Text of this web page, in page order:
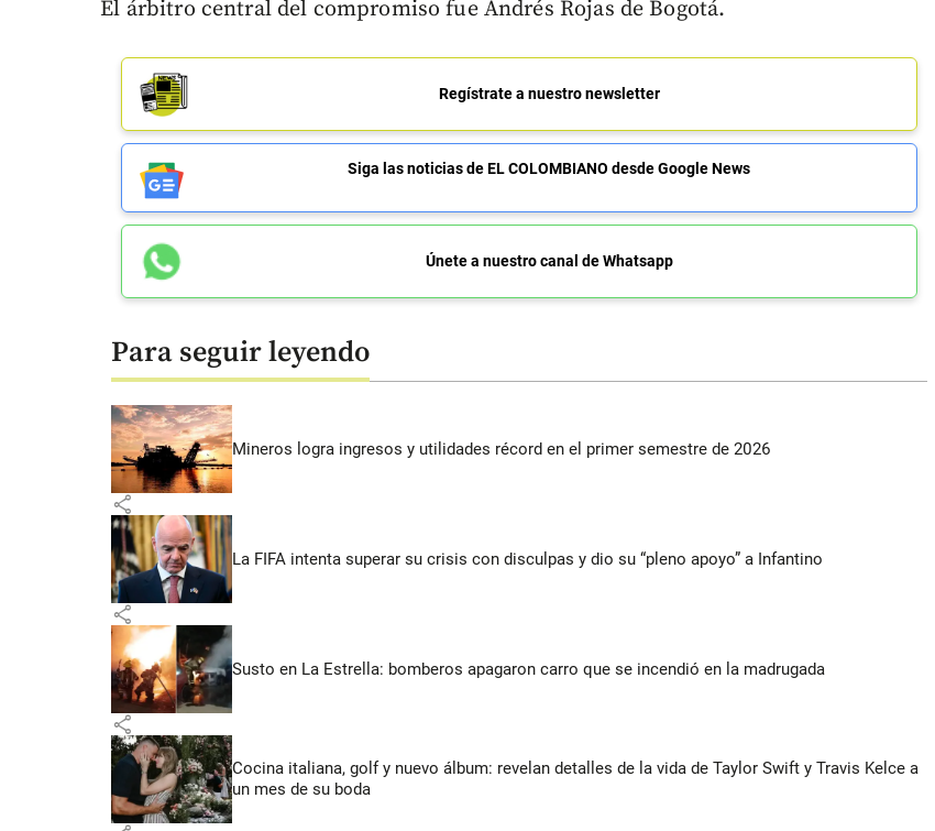
El árbitro central del compromiso fue Andrés Rojas de Bogotá.
Regístrate a nuestro newsletter
Siga las noticias de EL COLOMBIANO desde Google News
Únete a nuestro canal de Whatsapp
Para seguir leyendo
Mineros logra ingresos y utilidades récord en el primer semestre de 2026
share
La FIFA intenta superar su crisis con disculpas y dio su “pleno apoyo” a Infantino
share
Susto en La Estrella: bomberos apagaron carro que se incendió en la madrugada
share
Cocina italiana, golf y nuevo álbum: revelan detalles de la vida de Taylor Swift y Travis Kelce a
un mes de su boda